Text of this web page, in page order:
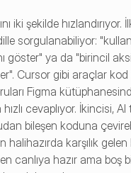
iki şekilde hızlandırıyor.
sorgulanabiliyor:
göster" ya da "birincil
Cursor gibi araçlar kod
Figma
cevaplıyor. İkincisi, AI
bileşen koduna
halihazırda karşılık
canlıya hazır ama boş